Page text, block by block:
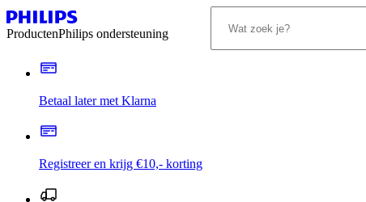
ProductenPhilips ondersteuning
Betaal later met Klarna
Registreer en krijg €10,- korting